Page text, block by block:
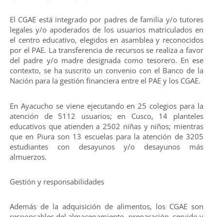
El CGAE está integrado por padres de familia y/o tutores
legales y/o apoderados de los usuarios matriculados en
el centro educativo, elegidos en asamblea y reconocidos
por el PAE. La transferencia de recursos se realiza a favor
del padre y/o madre designada como tesorero. En ese
contexto, se ha suscrito un convenio con el Banco de la
Nación para la gestión financiera entre el PAE y los CGAE.
En Ayacucho se viene ejecutando en 25 colegios para la
atención de 5112 usuarios; en Cusco, 14 planteles
educativos que atienden a 2502 niñas y niños; mientras
que en Piura son 13 escuelas para la atención de 3205
estudiantes con desayunos y/o desayunos más
almuerzos.
Gestión y responsabilidades
Además de la adquisición de alimentos, los CGAE son